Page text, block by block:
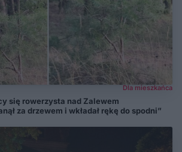
Dla mieszkańca
się rowerzysta nad Zalewem
za drzewem i wkładał rękę do spodni”